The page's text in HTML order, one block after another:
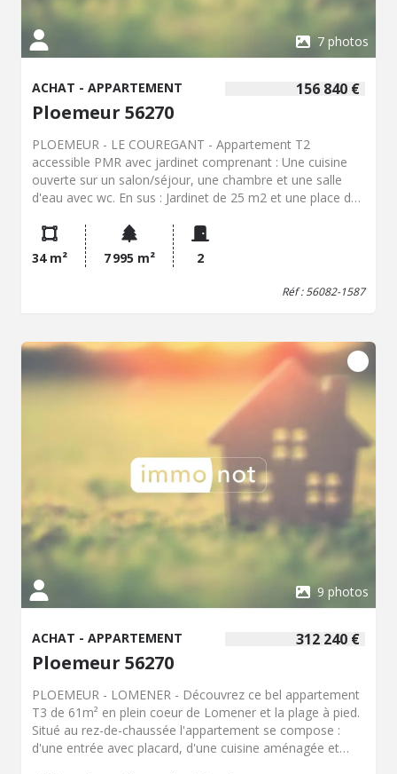
7 photos
156 840 €
ACHAT - APPARTEMENT
Ploemeur 56270
PLOEMEUR - LE COUREGANT - Appartement T2
accessible PMR avec jardinet comprenant : Une cuisine
ouverte sur un salon/séjour, une chambre et une salle
d'eau avec wc. En sus : Jardinet de 25 m2 et une place de
34 m² 7 995 m² 2
Réf : 56082-1587
9 photos
312 240 €
ACHAT - APPARTEMENT
Ploemeur 56270
PLOEMEUR - LOMENER - Découvrez ce bel appartement
T3 de 61m² en plein coeur de Lomener et la plage à pied.
Situé au rez-de-chaussée l'appartement se compose :
d'une entrée avec placard, d'une cuisine aménagée et